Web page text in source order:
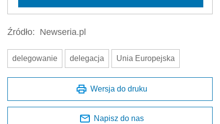
Źródło: Newseria.pl
delegowanie delegacja Unia Europejska
Wersja do druku
Napisz do nas